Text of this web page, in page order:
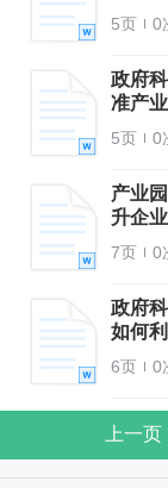
5页 0
政府
准产
5页 0
产业
升企
7页 0
政府
如何
链缺
6页 0
上一页